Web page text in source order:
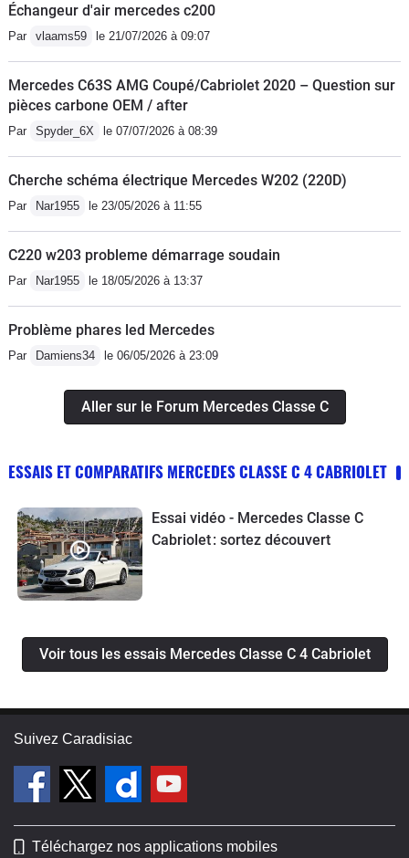
Échangeur d'air mercedes c200
Par vlaams59 le 21/07/2026 à 09:07
Mercedes C63S AMG Coupé/Cabriolet 2020 – Question sur
pièces carbone OEM / after
Par Spyder_6X le 07/07/2026 à 08:39
Cherche schéma électrique Mercedes W202 (220D)
Par Nar1955 le 23/05/2026 à 11:55
C220 w203 probleme démarrage soudain
Par Nar1955 le 18/05/2026 à 13:37
Problème phares led Mercedes
Par Damiens34 le 06/05/2026 à 23:09
Aller sur le Forum Mercedes Classe C
ESSAIS ET COMPARATIFS MERCEDES CLASSE C 4 CABRIOLET
Essai vidéo - Mercedes Classe C
Cabriolet : sortez découvert
Voir tous les essais Mercedes Classe C 4 Cabriolet
Suivez Caradisiac
Téléchargez nos applications mobiles